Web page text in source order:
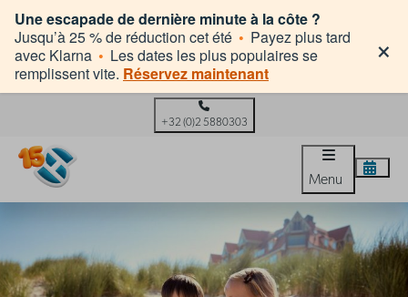
Une escapade de dernière minute à la côte ?
Jusqu’à 25 % de réduction cet été • Payez plus tard
avec Klarna • Les dates les plus populaires se
remplissent vite. Réservez maintenant
×
+32 (0)2 5880303
Menu